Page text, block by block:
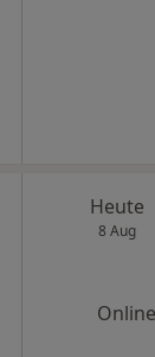
Heute
8 Aug